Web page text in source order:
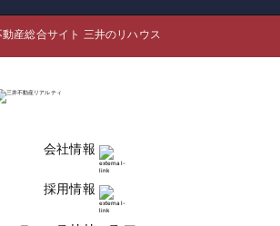
動産総合サイト 三井のリハウス
会社情報
採用情報